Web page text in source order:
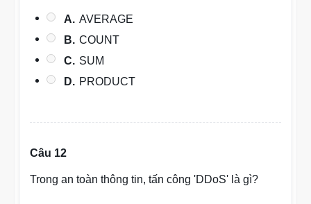
A. AVERAGE
B. COUNT
C. SUM
D. PRODUCT
Câu 12
Trong an toàn thông tin, tấn công 'DDoS' là gì?